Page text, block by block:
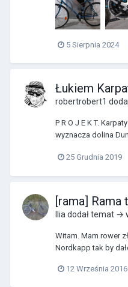
5 Sierpnia 2024
Łukiem
robertrobert1
P R O J E K T.
wyznacza dolina
25 Grudnia 2019
[rama]
Ilia dodał temat →
Witam. Mam rower
Nordkapp tak by
12 Września 2016